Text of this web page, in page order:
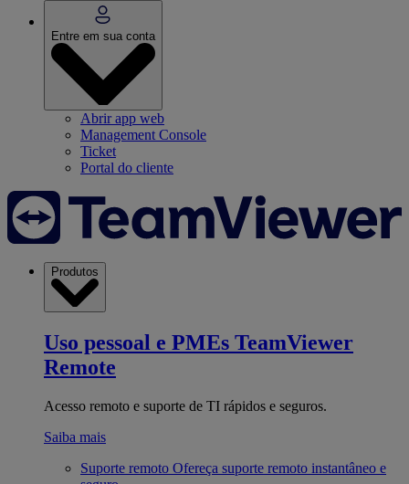
Entre em sua conta
Abrir app web
Management Console
Ticket
Portal do cliente
Produtos
Uso pessoal e PMEs TeamViewer
Remote
Acesso remoto e suporte de TI rápidos e seguros.
Saiba mais
Suporte remoto Ofereça suporte remoto instantâneo e